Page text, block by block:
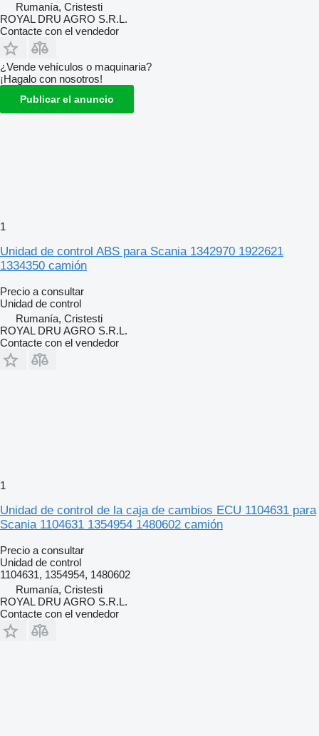
Rumanía, Cristesti
ROYAL DRU AGRO S.R.L.
Contacte con el vendedor
¿Vende vehículos o maquinaria?
¡Hagalo con nosotros!
Publicar el anuncio
1
Unidad de control ABS para Scania 1342970 1922621
1334350 camión
Precio a consultar
Unidad de control
Rumanía, Cristesti
ROYAL DRU AGRO S.R.L.
Contacte con el vendedor
1
Unidad de control de la caja de cambios ECU 1104631 para
Scania 1104631 1354954 1480602 camión
Precio a consultar
Unidad de control
1104631, 1354954, 1480602
Rumanía, Cristesti
ROYAL DRU AGRO S.R.L.
Contacte con el vendedor